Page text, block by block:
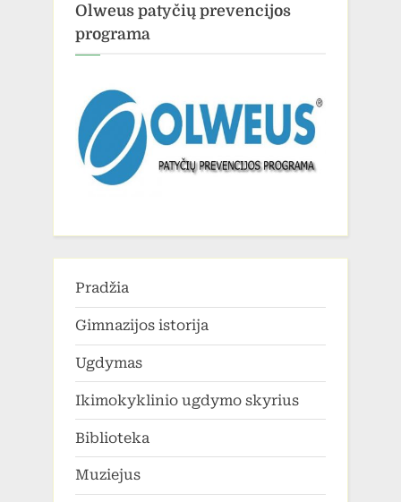
Olweus patyčių prevencijos
programa
Pradžia
Gimnazijos istorija
Ugdymas
Ikimokyklinio ugdymo skyrius
Biblioteka
Muziejus